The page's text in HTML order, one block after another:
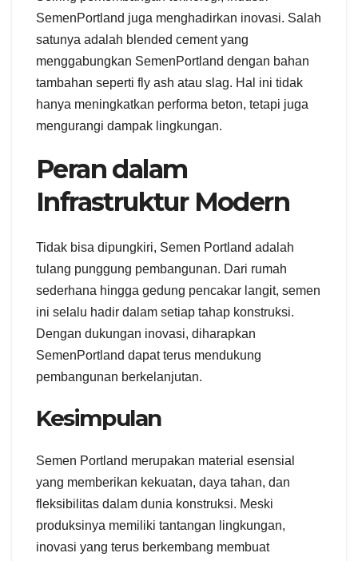
SemenPortland juga menghadirkan inovasi. Salah
satunya adalah blended cement yang
menggabungkan SemenPortland dengan bahan
tambahan seperti fly ash atau slag. Hal ini tidak
hanya meningkatkan performa beton, tetapi juga
mengurangi dampak lingkungan.
Peran dalam
Infrastruktur Modern
Tidak bisa dipungkiri, Semen Portland adalah
tulang punggung pembangunan. Dari rumah
sederhana hingga gedung pencakar langit, semen
ini selalu hadir dalam setiap tahap konstruksi.
Dengan dukungan inovasi, diharapkan
SemenPortland dapat terus mendukung
pembangunan berkelanjutan.
Kesimpulan
Semen Portland merupakan material esensial
yang memberikan kekuatan, daya tahan, dan
fleksibilitas dalam dunia konstruksi. Meski
produksinya memiliki tantangan lingkungan,
inovasi yang terus berkembang membuat